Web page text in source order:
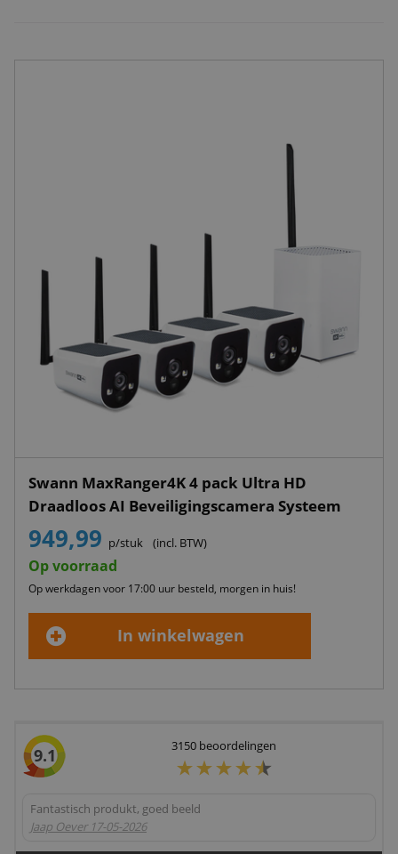
Swann MaxRanger4K 4 pack Ultra HD
Draadloos AI Beveiligingscamera Systeem
949,99 p/stuk (incl. BTW)
Op voorraad
Op werkdagen voor 17:00 uur besteld, morgen in huis!
In winkelwagen
9.1 3150 beoordelingen
Fantastisch produkt, goed beeld
Jaap Oever 17-05-2026